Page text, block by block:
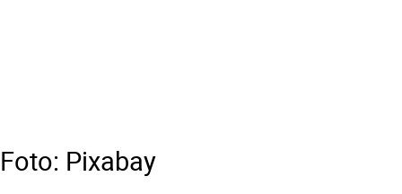
Foto: Pixabay